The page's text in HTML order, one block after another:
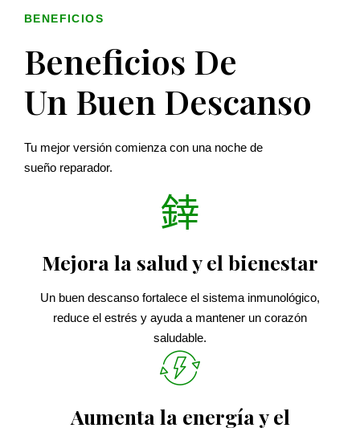
BENEFICIOS
Beneficios De
Un Buen Descanso
Tu mejor versión comienza con una noche de
sueño reparador.
Mejora la salud y el bienestar
Un buen descanso fortalece el sistema inmunológico,
reduce el estrés y ayuda a mantener un corazón
saludable.
Aumenta la energía y el